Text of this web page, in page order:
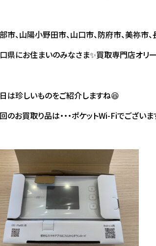
市、山陽小野田市、山口市、防府市、美祢市
県にお住まいのみなさま✨買取専門店オ
は珍しいものをご紹介しますね😆
のお買取り品は・・・ポケットWi-Fiでござい